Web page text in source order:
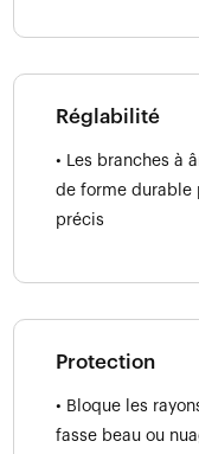
Réglabilité
• Les branches à
de forme durable
précis
Protection
• Bloque les
fasse beau ou